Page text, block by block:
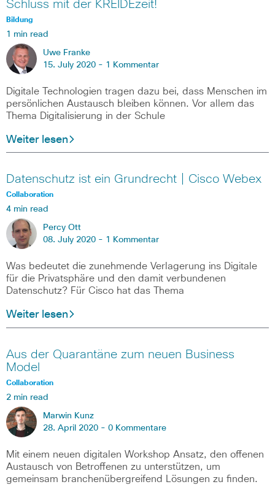
Schluss mit der KREIDEzeit!
Bildung
1 min read
Uwe Franke
15. July 2020 - 1 Kommentar
Digitale Technologien tragen dazu bei, dass Menschen im
persönlichen Austausch bleiben können. Vor allem das
Thema Digitalisierung in der Schule
Weiter lesen
Datenschutz ist ein Grundrecht | Cisco Webex
Collaboration
4 min read
Percy Ott
08. July 2020 - 1 Kommentar
Was bedeutet die zunehmende Verlagerung ins Digitale
für die Privatsphäre und den damit verbundenen
Datenschutz? Für Cisco hat das Thema
Weiter lesen
Aus der Quarantäne zum neuen Business
Model
Collaboration
2 min read
Marwin Kunz
28. April 2020 - 0 Kommentare
Mit einem neuen digitalen Workshop Ansatz, den offenen
Austausch von Betroffenen zu unterstützen, um
gemeinsam branchenübergreifend Lösungen zu finden.